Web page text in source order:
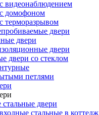
видеонаблюдением
домофоном
терморазрывом
двери
двери
двери
двери со стеклом
петлями
стальные двери
стальные в коттедж